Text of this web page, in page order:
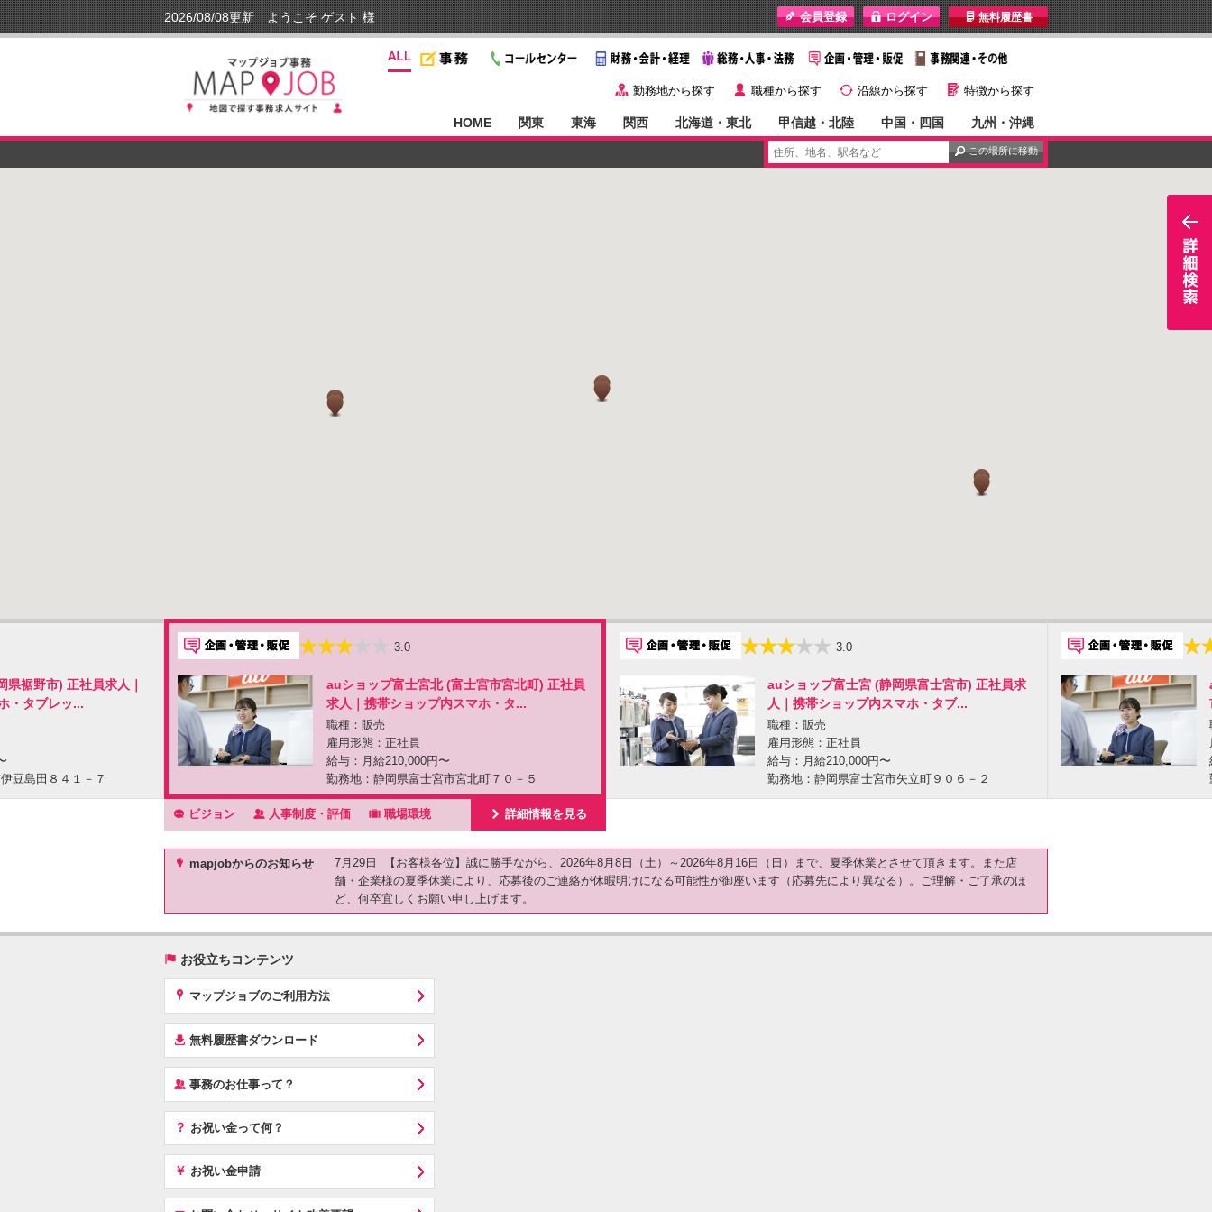
I 無料履歴書
y 勤務地から探す ˙ 職種から探す } 沿線から探す G 特徴から探す
HOME 関東 東海 関西 北海道・東北 甲信越・北陸 中国・四国 九州・沖縄
裾野市) 正社員求人｜
・タブレッ...
豆島田８４１－７
3.0
auショップ富士宮北 (富士宮市宮北町) 正社員
求人｜携帯ショップ内スマホ・タ...
職種：販売
雇用形態：正社員
給与：月給210,000円〜
勤務地：静岡県富士宮市宮北町７０－５
f ビジョン ‰ 人事制度・評価 . 職場環境 ú 詳細情報を見る
3.0
auショップ富士宮 (静岡県富士宮市) 正社員求
人｜携帯ショップ内スマホ・タブ...
職種：販売
雇用形態：正社員
給与：月給210,000円〜
勤務地：静岡県富士宮市矢立町９０６－２
) mapjobからのお知らせ
7月29日 【お客様各位】誠に勝手ながら、2026年8月8日（土）～2026年8月16日（日）まで、夏季休業とさせて頂きます。また店
舗・企業様の夏季休業により、応募後のご連絡が休暇明けになる可能性が御座います（応募先により異なる）。ご理解・ご了承のほ
ど、何卒宜しくお願い申し上げます。
( お役立ちコンテンツ
x マップジョブのご利用方法
í 無料履歴書ダウンロード
‰ 事務のお仕事って？
？ お祝い金って何？
￥ お祝い金申請